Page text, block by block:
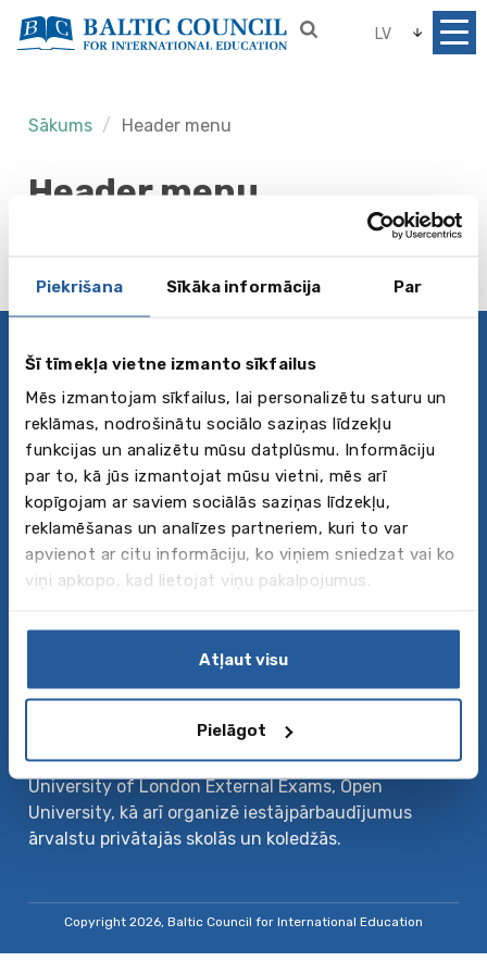
Piekrišana Sīkāka informācija Par
Šī tīmekļa vietne izmanto sīkfailus
Mēs izmantojam sīkfailus, lai personalizētu saturu un
reklāmas, nodrošinātu sociālo saziņas līdzekļu
funkcijas un analizētu mūsu datplūsmu. Informāciju
par to, kā jūs izmantojat mūsu vietni, mēs arī
kopīgojam ar saviem sociālās saziņas līdzekļu,
reklamēšanas un analīzes partneriem, kuri to var
apvienot ar citu informāciju, ko viņiem sniedzat vai ko
viņi apkopo, kad lietojat viņu pakalpojumus.
Atļaut visu
Pielāgot
LV
Sākums Header menu
Header menu
Privātuma politika
Seko mums
Par mums
Baltic Council for International Education ir viena
no labākajām aģentūrām ārzemju izglītības pasaulē
– sākot no valodu kursiem un vasaras nometnēm
līdz vidējai, profesionālajai un augstākajai izglītībai.
izstādes Austrumeiropā „Days of International
Education” un „Exclusive Secondary Focus Fair”.
Britu eksāmenu centrs
Baltic Council ir pilnvarots centrs Lielbritānijas
eksāmeniem IELTS, Cambridge English, Aptis,
University of London External Exams, Open
University, kā arī organizē iestājpārbaudījumus
ārvalstu privātajās skolās un koledžās.
Copyright 2026, Baltic Council for International Education